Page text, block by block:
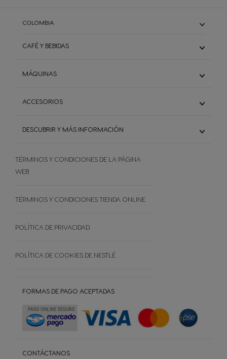
COLOMBIA
CAFÉ Y BEBIDAS
Café solo
Chocolate y Té
MÁQUINAS
Infinissima
Piccolo XS
ACCESORIOS
DESCUBRIR Y MÁS INFORMACIÓN
El mundo del café
Sostenibilidad
Términos y Condiciones de la Página Web
FORMAS DE PAGO ACEPTADAS
CONTÁCTANOS
TÉRMINOS Y CONDICIONES DE LA PÁGINA
WEB
TÉRMINOS Y CONDICIONES TIENDA ONLINE
POLÍTICA DE PRIVACIDAD
POLÍTICA DE COOKIES DE NESTLÉ